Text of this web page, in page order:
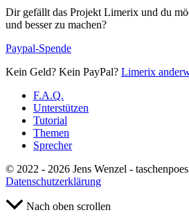
Dir gefällt das Projekt Limerix und du
und besser zu machen?
Paypal-Spende
Kein Geld? Kein PayPal? Limerix
F.A.Q.
Unterstützen
Tutorial
Themen
Sprecher
© 2022 - 2026 Jens Wenzel -
Datenschutzerklärung
Nach oben scrollen